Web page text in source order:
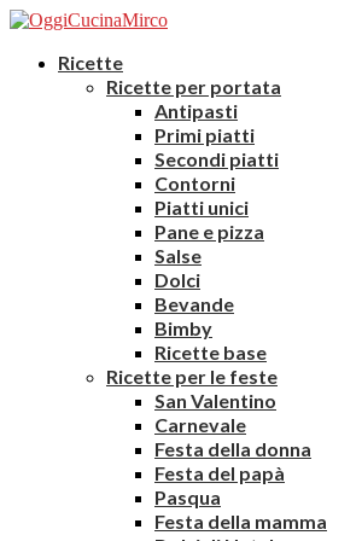
Ricette
Ricette per portata
Antipasti
Primi piatti
Secondi piatti
Contorni
Piatti unici
Pane e pizza
Salse
Dolci
Bevande
Bimby
Ricette base
Ricette per le feste
San Valentino
Carnevale
Festa della donna
Festa del papà
Pasqua
Festa della mamma